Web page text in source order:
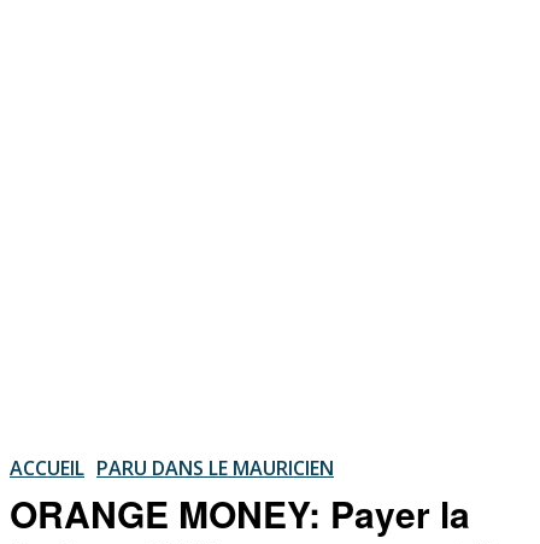
ACCUEIL PARU DANS LE MAURICIEN
ORANGE MONEY: Payer la